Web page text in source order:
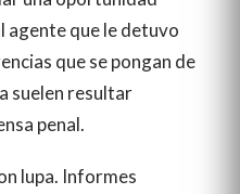
que le detuvo
que se pongan de
suelen resultar
penal.
lupa. Informes